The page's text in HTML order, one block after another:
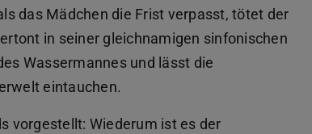
das Mädchen die Frist verpasst, tötet der
in seiner gleichnamigen sinfonischen
Wassermannes und lässt die
eintauchen.
vorgestellt: Wiederum ist es der